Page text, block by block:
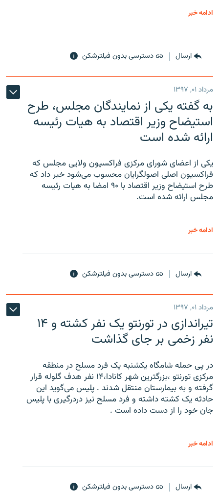
ادامه خبر
ارسال دسترسی بدون فیلترشکن
مرداد ۰۱, ۱۳۹۷
به گفته یکی از نمایندگان مجلس، طرح
استیضاح وزیر اقتصاد به هیات رئیسه
ارائه شده است
یکی از اعضای شورای مرکزی فراکسیون ولایی مجلس که
فراکسیون اصلی اصولگرایان محسوب می‌شود خبر داد که
طرح استیضاح وزیر اقتصاد با ۹۰ امضا به هیات رئیسه
مجلس ارائه شده است.
ادامه خبر
ارسال دسترسی بدون فیلترشکن
مرداد ۰۱, ۱۳۹۷
تیراندازی در تورنتو یک نفر کشته و ۱۴
نفر زخمی بر جای گذاشت
در پی حمله شامگاه یکشنبه یک فرد مسلح در منطقه
مرکزی تورنتو ،‌بزرگترین شهر کانادا،۱۴ نفر هدف گلوله قرار
گرفته و به بیمارستان منتقل شدند . پلیس می‌گوید این
حادثه یک کشته داشته و فرد مسلح نیز دردرگیری با پلیس
جان خود را از دست داده است .
ادامه خبر
ارسال دسترسی بدون فیلترشکن